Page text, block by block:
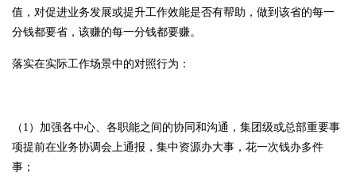
值，对促进业务发展或提升工作效能是否有帮助，做到该省的每一
分钱都要省，该赚的每一分钱都要赚。
落实在实际工作场景中的对照行为：
（1）加强各中心、各职能之间的协同和沟通，集团级或总部重要事
项提前在业务协调会上通报，集中资源办大事，花一次钱办多件
事；